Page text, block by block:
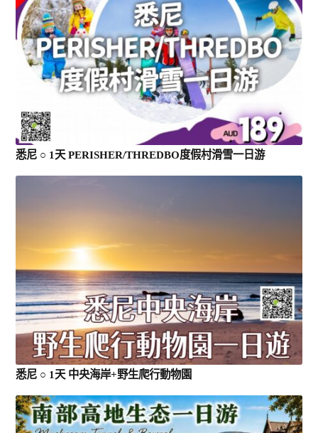
悉尼 ○ 1天 PERISHER/THREDBO度假村滑雪一日游
悉尼 ○ 1天 中央海岸+野生爬行動物園